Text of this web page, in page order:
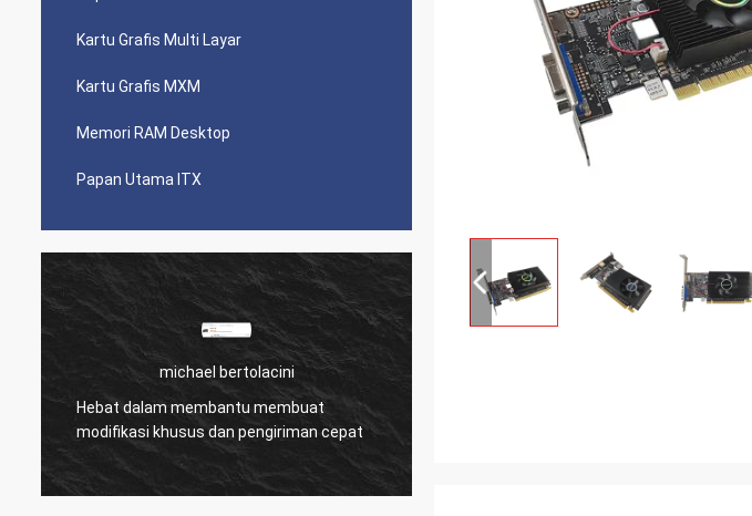
Kartu Grafis Multi Layar
Kartu Grafis MXM
Memori RAM Desktop
Papan Utama ITX
michael bertolacini
Hebat dalam membantu membuat
modifikasi khusus dan pengiriman cepat